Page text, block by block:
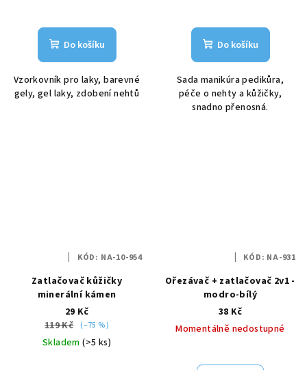
Do košíku
Vzorkovník pro laky, barevné
gely, gel laky, zdobení nehtů
Do košíku
Sada manikúra pedikůra,
péče o nehty a kůžičky,
snadno přenosná.
Zatlačovač kůžičky
minerální kámen
29 Kč
119 Kč (–75 %)
Skladem(>5 ks)
KÓD: NA-10-954
Ořezávač + zatlačovač 2v1 -
modro-bílý
38 Kč
Momentálně nedostupné
KÓD: NA-931